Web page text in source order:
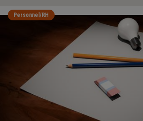
Personnel/RH